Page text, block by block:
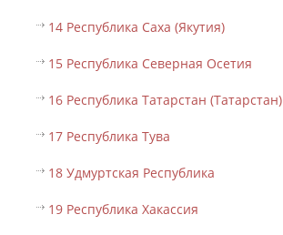
14 Республика Саха (Якутия)
15 Республика Северная Осетия
16 Республика Татарстан (Татарстан)
17 Республика Тува
18 Удмуртская Республика
19 Республика Хакассия